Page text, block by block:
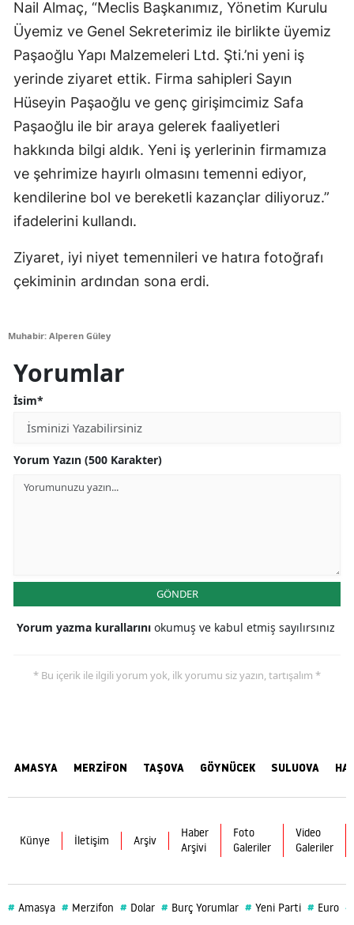
Nail Almaç, “Meclis Başkanımız, Yönetim Kurulu
Üyemiz ve Genel Sekreterimiz ile birlikte üyemiz
Paşaoğlu Yapı Malzemeleri Ltd. Şti.’ni yeni iş
yerinde ziyaret ettik. Firma sahipleri Sayın
Hüseyin Paşaoğlu ve genç girişimcimiz Safa
Paşaoğlu ile bir araya gelerek faaliyetleri
hakkında bilgi aldık. Yeni iş yerlerinin firmamıza
ve şehrimize hayırlı olmasını temenni ediyor,
kendilerine bol ve bereketli kazançlar diliyoruz.”
ifadelerini kullandı.
Ziyaret, iyi niyet temennileri ve hatıra fotoğrafı
çekiminin ardından sona erdi.
Muhabir: Alperen Güley
Yorumlar
İsim*
Yorum Yazın (500 Karakter)
GÖNDER
Yorum yazma kurallarını okumuş ve kabul etmiş sayılırsınız
* Bu içerik ile ilgili yorum yok, ilk yorumu siz yazın, tartışalım *
AMASYA MERZİFON TAŞOVA GÖYNÜCEK SULUOVA
Künye İletişim Arşiv
Haber
Arşivi
Foto
Galeriler
Video
Galeriler
# Amasya # Merzifon # Dolar # Burç Yorumlar # Yeni Parti # Euro #